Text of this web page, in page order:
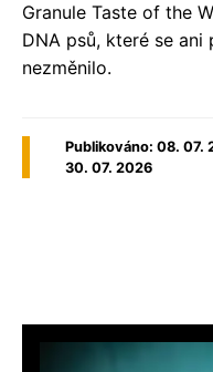
Granule Taste of the
DNA psů, které se
nezměnilo.
Publikováno: 08. 07.
30. 07. 2026